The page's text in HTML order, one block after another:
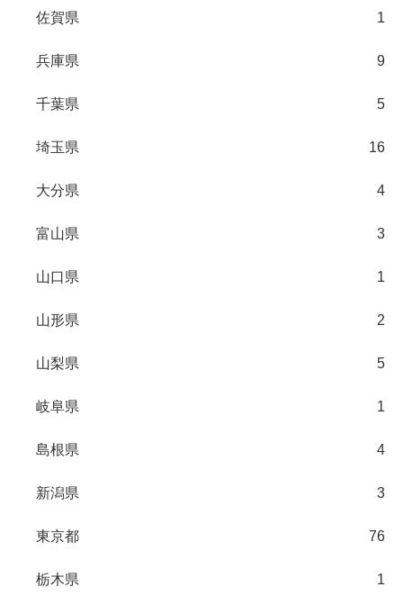
佐賀県 1
兵庫県 9
千葉県 5
埼玉県 16
大分県 4
富山県 3
山口県 1
山形県 2
山梨県 5
岐阜県 1
島根県 4
新潟県 3
東京都 76
栃木県 1